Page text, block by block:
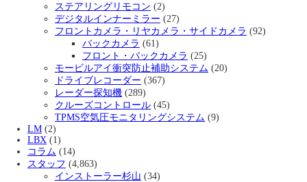
ステアリングリモコン (2)
デジタルインナーミラー (27)
フロントカメラ・リヤカメラ・サイドカメラ (92)
バックカメラ (61)
フロント・バックカメラ (25)
モービルアイ衝突防止補助システム (20)
ドライブレコーダー (367)
レーダー探知機 (289)
クルーズコントロール (45)
TPMS空気圧モニタリングシステム (9)
LM (2)
LBX (1)
コラム (14)
スタッフ (4,863)
インストーラー杉山 (34)